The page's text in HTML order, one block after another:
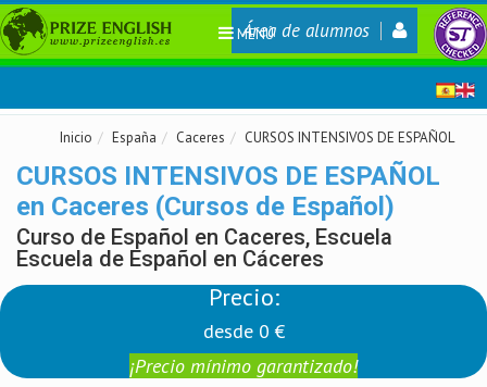
Área de alumnos
MENÚ
Inicio España Caceres CURSOS INTENSIVOS DE ESPAÑOL
CURSOS INTENSIVOS DE ESPAÑOL
en Caceres (Cursos de Español)
Curso de Español en Caceres, Escuela
Escuela de Español en Cáceres
Precio:
desde 0 €
¡Precio mínimo garantizado!